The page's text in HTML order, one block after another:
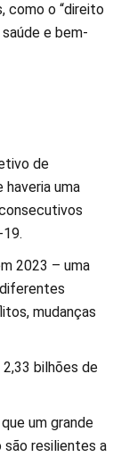
como o “direito
e bem-
de
uma
2023 – uma
mudanças
2,33 bilhões de
um grande
são resilientes a